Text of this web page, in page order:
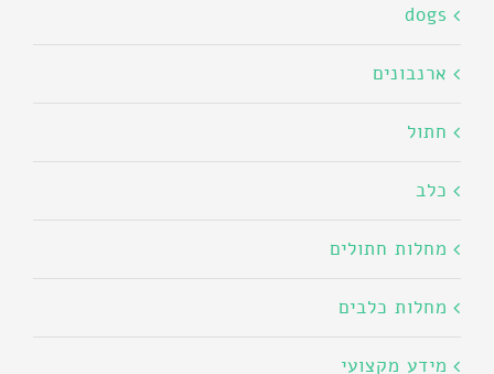
dogs
ארנבונים
חתול
כלב
מחלות חתולים
מחלות כלבים
מידע מקצועי